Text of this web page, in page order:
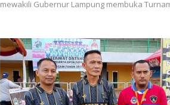
mewakili Gubernur Lampung membuka